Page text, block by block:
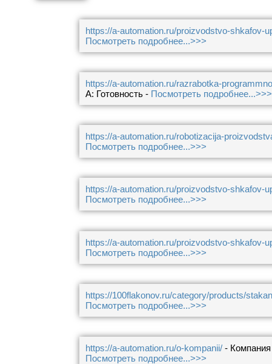
https://a-automation.ru/proizvodstvo-shkafov-
Посмотреть подробнее...>>>
https://a-automation.ru/razrabotka-
A: Готовность - Посмотреть подробнее...>>>
https://a-automation.ru/robotizacija-
Посмотреть подробнее...>>>
https://a-automation.ru/proizvodstvo-shkafov-
Посмотреть подробнее...>>>
https://a-automation.ru/proizvodstvo-shkafov-
Посмотреть подробнее...>>>
https://100flakonov.ru/category/products/
Посмотреть подробнее...>>>
https://a-automation.ru/o-kompanii/ -
Посмотреть подробнее...>>>